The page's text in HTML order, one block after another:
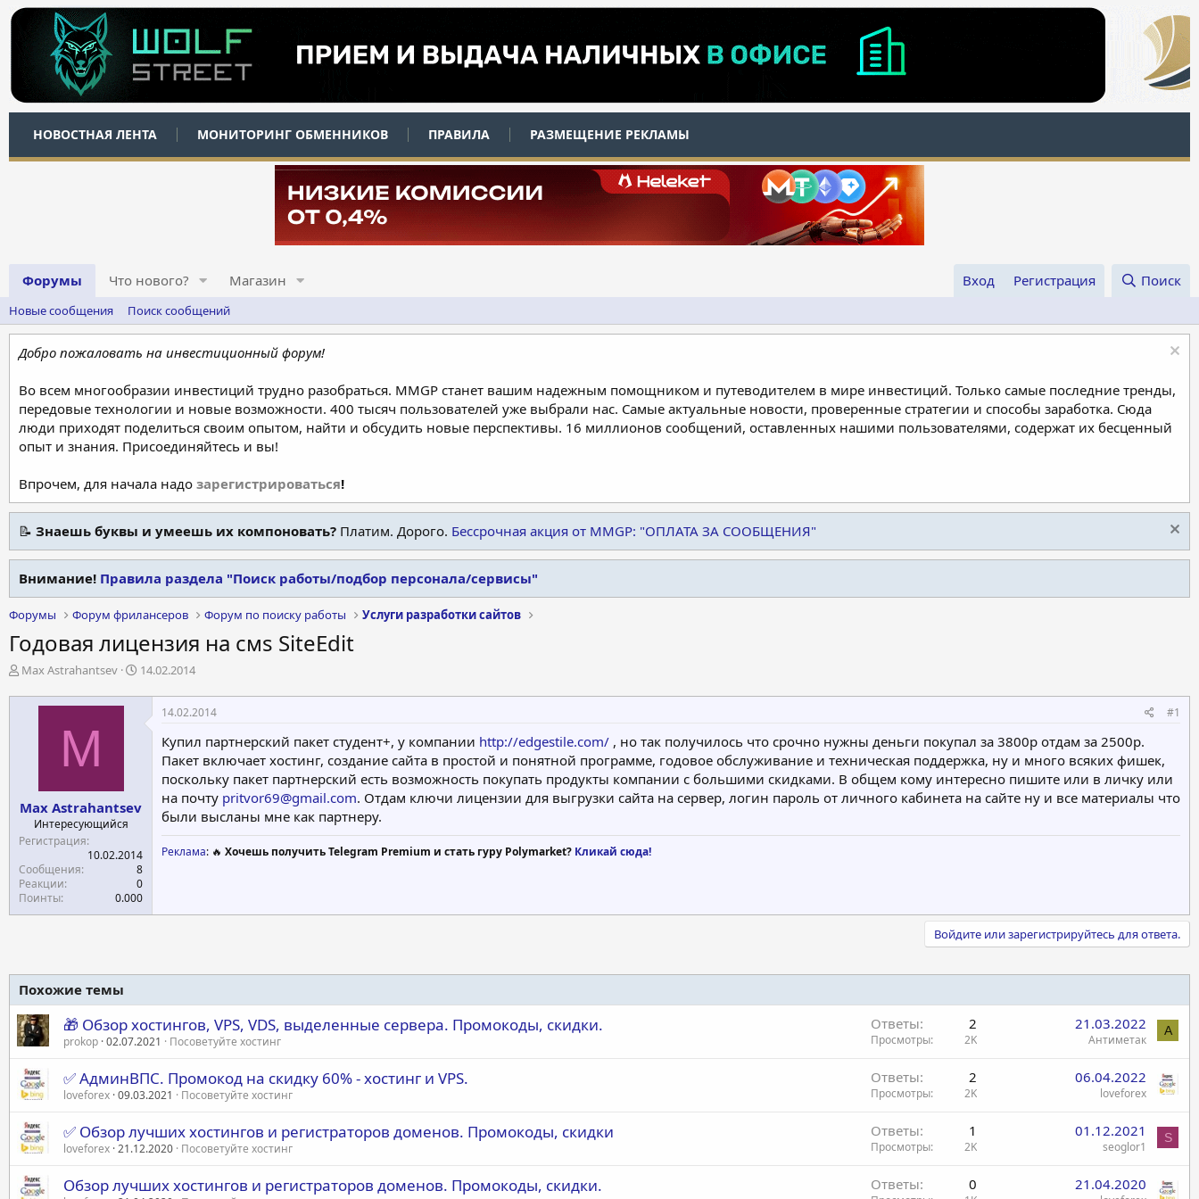
НОВОСТНАЯ ЛЕНТА МОНИТОРИНГ ОБМЕННИКОВ ПРАВИЛА РАЗМЕЩЕНИЕ РЕКЛАМЫ
Форумы Что нового? Магазин Вход Регистрация Поиск
Новые сообщения Поиск сообщений
Добро пожаловать на инвестиционный форум!
Во всем многообразии инвестиций трудно разобраться. MMGP станет вашим надежным помощником и путеводителем в мире инвестиций. Только самые последние тренды,
передовые технологии и новые возможности. 400 тысяч пользователей уже выбрали нас. Самые актуальные новости, проверенные стратегии и способы заработка. Сюда
люди приходят поделиться своим опытом, найти и обсудить новые перспективы. 16 миллионов сообщений, оставленных нашими пользователями, содержат их бесценный
опыт и знания. Присоединяйтесь и вы!
Впрочем, для начала надо зарегистрироваться!
📝 Знаешь буквы и умеешь их компоновать? Платим. Дорого. Бессрочная акция от MMGP: "ОПЛАТА ЗА СООБЩЕНИЯ"
Внимание! Правила раздела "Поиск работы/подбор персонала/сервисы"
Форумы Форум фрилансеров Форум по поиску работы Услуги разработки сайтов
Годовая лицензия на смs SiteEdit
А
т
Max Astrahantsev
Д
т
а
14.02.2014
M
Max Astrahantsev
Интересующийся
Регистрация
10.02.2014
Сообщения
8
Реакции
0
Поинты
0.000
14.02.2014 #1
Купил партнерский пакет студент+, у компании http://edgestile.com/ , но так получилось что срочно нужны деньги покупал за 3800р отдам за 2500р.
Пакет включает хостинг, создание сайта в простой и понятной программе, годовое обслуживание и техническая поддержка, ну и много всяких фишек,
поскольку пакет партнерский есть возможность покупать продукты компании с большими скидками. В общем кому интересно пишите или в личку или
на почту pritvor69@gmail.com. Отдам ключи лицензии для выгрузки сайта на сервер, логин пароль от личного кабинета на сайте ну и все материалы что
были высланы мне как партнеру.
Реклама: 🔥 Хочешь получить Telegram Premium и стать гуру Polymarket? Кликай сюда!
Войдите или зарегистрируйтесь для ответа.
Похожие темы
🎁 Обзор хостингов, VPS, VDS, выделенные сервера. Промокоды, скидки.
prokop 02.07.2021 Посоветуйте хостинг
Ответы 2
Просмотры 2K
21.03.2022
Антиметак
А
✅ АдминВПС. Промокод на скидку 60% - хостинг и VPS.
loveforex 09.03.2021 Посоветуйте хостинг
Ответы 2
Просмотры 2K
06.04.2022
loveforex
✅ Обзор лучших хостингов и регистраторов доменов. Промокоды, скидки
loveforex 21.12.2020 Посоветуйте хостинг
Ответы 1
Просмотры 2K
01.12.2021
seoglor1
S
Обзор лучших хостингов и регистраторов доменов. Промокоды, скидки. Ответы 0 21.04.2020